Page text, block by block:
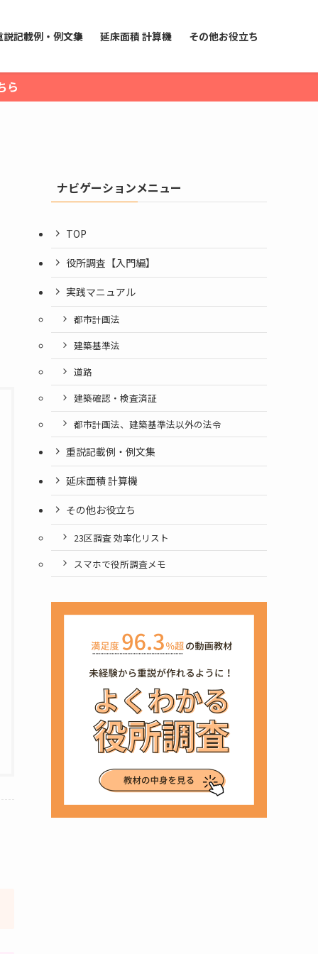
説記載例・例文集 延床面積 計算機 その他お役立ち
ら
ナビゲーションメニュー
TOP
役所調査【入門編】
実践マニュアル
都市計画法
建築基準法
道路
建築確認・検査済証
都市計画法、建築基準法以外の法令
重説記載例・例文集
延床面積 計算機
その他お役立ち
23区調査 効率化リスト
スマホで役所調査メモ